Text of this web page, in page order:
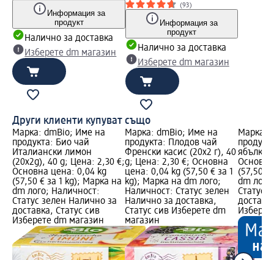
Информация за
продукт
Налично за доставка
Изберете dm магазин
(93)
Информация за
продукт
Налично за доставка
Изберете dm магазин
Други клиенти купуват също
Марка: dmBio; Име на
продукта: Био чай
Италиански лимон
(20x2g), 40 g; Цена: 2,30 €;
Основна цена: 0,04 kg
(57,50 € за 1 kg); Марка на
dm лого; Наличност:
Статус зелен Налично за
доставка, Статус сив
Изберете dm магазин
Марка: dmBio; Име на
продукта: Плодов чай
Френски касис (20x2 г), 40
g; Цена: 2,30 €; Основна
цена: 0,04 kg (57,50 € за 1
kg); Марка на dm лого;
Наличност: Статус зелен
Налично за доставка,
Статус сив Изберете dm
магазин
Марка:
ябълка,
(57,50 €
dm
Статус